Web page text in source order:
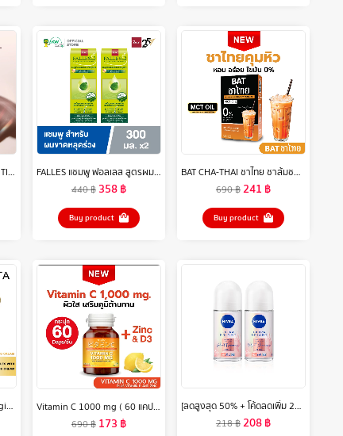
【ANNTONIA'S PICK】SKINTIFIC Perfect Stay Velvet Matte Cushion สีฟ้า คุชชั่น ให้การปกปิด แมตต์ติดทนตลอดวัน รองพื้น
FALLES แชมพู ฟอลเลส สูตรผมหนานุ่มแข็งแรง 300 มล 2 ขวด
440฿ 358฿
Buy product
BAT CHA-THAI ชาไทย ชาส้มชงผอม คุมหิว อิ่มนาน ควบคุมน้ำหนัก
690฿241 ฿
Buy product
KAGARY 5X Retinol Anti-Aging Moisturizer Gel 30g เรตินอล ครีม ครีมทาหน้า ครีมทาผิว
Vitamin C 1000 mg ( 60 แคปซูล) Tomin™ วิตามินซี พลัส วิตามินดี ซิงก์ เสริมภูมิ แข็งแรง ลดป่วย ผิวดี
690฿ 173 ฿
[ลดสูงสุด 50% + โค้ดลดเพิ่ม 20%]นีเวีย เอ็กซ์ตร้า ไบรท์ พรีเมียม ฟราแกรนซ์ เวลเว็ท โรแมนซ์ พีโอนี โรลออน 50มล. 2 ชิ้น NIVEA
218฿208฿